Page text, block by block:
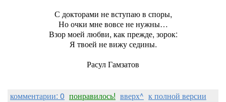
С докторами не вступаю в споры,
Но очки мне вовсе не нужны…
Взор моей любви, как прежде, зорок:
Я твоей не вижу седины.
Расул Гамзатов
комментарии: 0 понравилось! вверх^ к полной версии